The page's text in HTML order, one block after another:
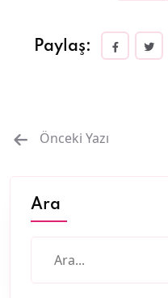
Paylaş:
Önceki Yazı
Ara